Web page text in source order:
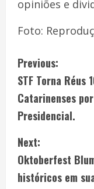
opiniões e
Foto:
Previous:
STF Torna Réus
Catarinenses
Presidencial.
Next:
Oktoberfest
históricos em